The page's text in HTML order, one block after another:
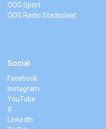
OOG Sport
OOG Radio Stadsplaat
Social
Facebook
Instagram
YouTube
X
LinkedIn